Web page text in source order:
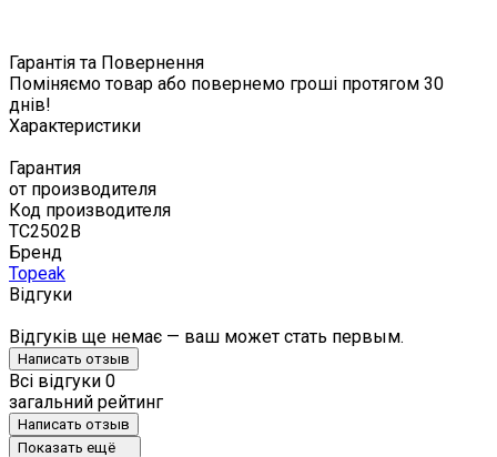
Гарантія та Повернення
Поміняємо товар або повернемо гроші протягом 30
днів!
Характеристики
Гарантия
от производителя
Код производителя
TC2502B
Бренд
Topeak
Відгуки
Відгуків ще немає — ваш может стать первым.
Написать отзыв
Всі відгуки 0
загальний рейтинг
Написать отзыв
Показать ещё